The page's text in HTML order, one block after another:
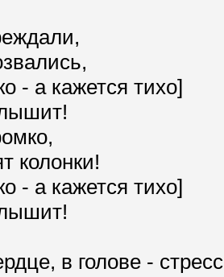
- а кажется тихо]
колонки!
- а кажется тихо]
в голове -